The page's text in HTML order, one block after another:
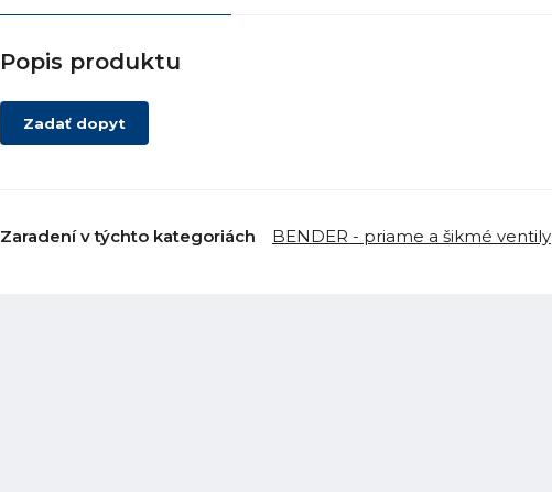
Popis produktu
Zadať dopyt
Zaradení v týchto kategoriách BENDER - priame a šikmé ventily